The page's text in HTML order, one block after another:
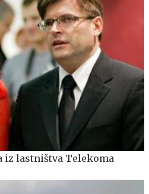
iz lastništva Telekoma